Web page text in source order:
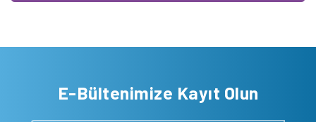
E-Bültenimize Kayıt Olun